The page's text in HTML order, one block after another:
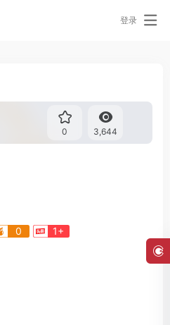
登录
0 3,644
0 1+